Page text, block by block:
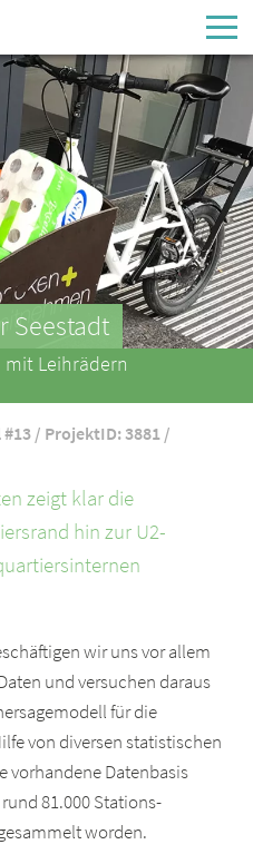
Passwort vergessen
Seestadt
mit Leihrädern
/ ProjektID: 3881 /
zeigt klar die
hin zur U2-
wir uns vor allem
und versuchen daraus
für die
von diversen statistischen
vorhandene Datenbasis
81.000 Stations-
worden.